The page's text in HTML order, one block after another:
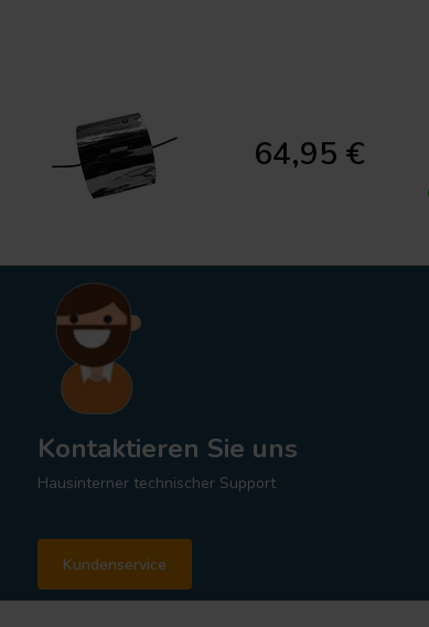
64,95 €
Kontaktieren Sie uns
Hausinterner technischer Support
Kundenservice